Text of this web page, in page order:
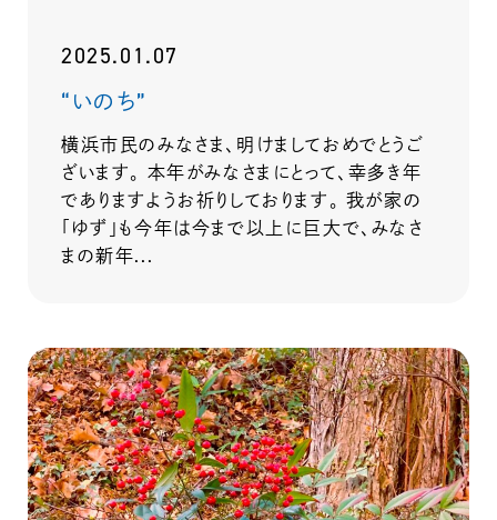
2025.01.07
“いのち”
横浜市民のみなさま、明けましておめでとうご
ざいます。 本年がみなさまにとって、幸多き年
でありますようお祈りしております。 我が家の
「ゆず」も今年は今まで以上に巨大で、みなさ
まの新年...